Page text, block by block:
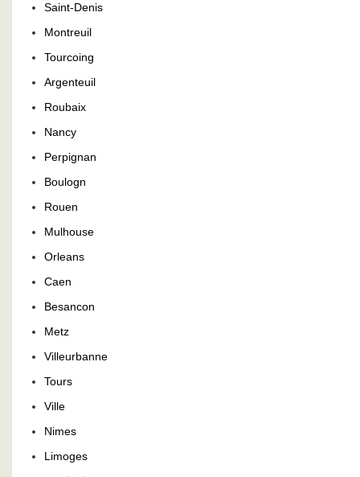
Saint-Denis
Montreuil
Tourcoing
Argenteuil
Roubaix
Nancy
Perpignan
Boulogn
Rouen
Mulhouse
Orleans
Caen
Besancon
Metz
Villeurbanne
Tours
Ville
Nimes
Limoges